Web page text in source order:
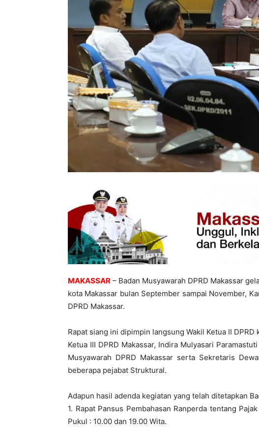
MAKASSAR – Badan Musyawarah DPRD Makassar
kota Makassar bulan September sampai November,
DPRD Makassar.
Rapat siang ini dipimpin langsung Wakil Ketua II
Ketua III DPRD Makassar, Indira Mulyasari
Musyawarah DPRD Makassar serta Sekretaris
beberapa pejabat Struktural.
Adapun hasil adenda kegiatan yang telah ditetapkan
1. Rapat Pansus Pembahasan Ranperda tentang
Pukul : 10.00 dan 19.00 Wita.